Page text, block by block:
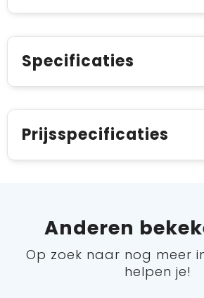
Specificaties
Prijsspecificaties
Anderen
Op zoek naar nog meer
helpen je!